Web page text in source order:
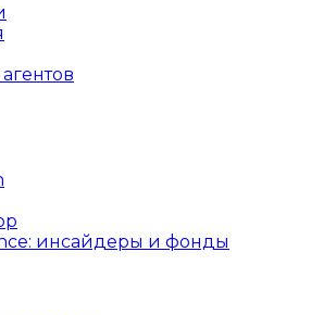
инсайдеры и фонды